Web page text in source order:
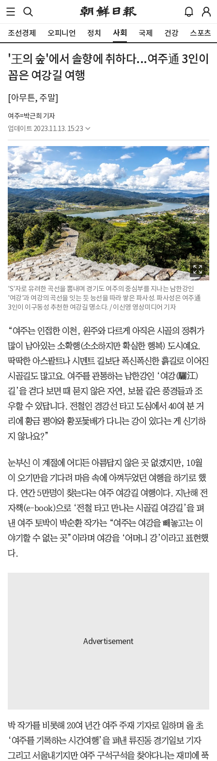
조선경제 오피니언 정치 사회 국제 건강 스포츠
'王의 숲'에서 솔향에 취하다...여주通 3인이
꼽은 여강길 여행
[아무튼, 주말]
여주=박근희 기자
업데이트 2023.11.13. 15:23
'S'자로 유려한 곡선을 뽐내며 경기도 여주의 중심부를 지나는 남한강인
'여강'과 여강의 곡선을 잇는 듯 능선을 따라 쌓은 파사성. 파사성은 여주通
3인이 이구동성 추천한 여강길 명소다. / 이신영 영상미디어 기자
“여주는 인접한 이천, 원주와 다르게 아직은 시골의 정취가
많이 남아있는 소확행(소소하지만 확실한 행복) 도시예요.
딱딱한 아스팔트나 시멘트 길보단 폭신폭신한 흙길로 이어진
시골길도 많고요. 여주를 관통하는 남한강인 ‘여강(驪江)
길’을 걷다 보면 때 묻지 않은 자연, 보물 같은 풍경들과 조
우할 수 있답니다. 전철인 경강선 타고 도심에서 40여 분 거
리에 황금 평야와 황포돛배가 다니는 강이 있다는 게 신기하
지 않나요?”
눈부신 이 계절에 어디든 아름답지 않은 곳 없겠지만, 10월
이 오기만을 기다려 마음 속에 아껴두었던 여행을 하기로 했
다. 연간 5만명이 찾는다는 여주 여강길 여행이다. 지난해 전
자책(e-book)으로 ‘전철 타고 만나는 시골길 여강길’을 펴
낸 여주 토박이 박순환 작가는 “여주는 여강을 빼놓고는 이
야기할 수 없는 곳”이라며 여강을 ‘어머니 강’이라고 표현했
다.
박 작가를 비롯해 20여 년간 여주 주재 기자로 일하며 올 초
‘여주를 기록하는 시간여행’을 펴낸 류진동 경기일보 기자
그리고 서울내기지만 여주 구석구석을 찾아다니는 재미에 푹